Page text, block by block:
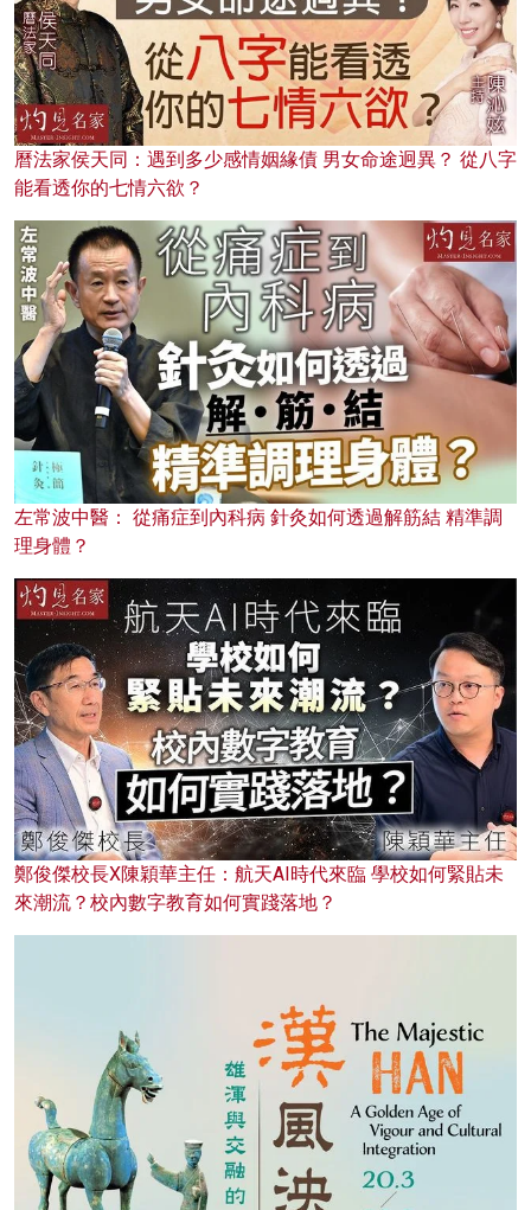
曆法家侯天同：遇到多少感情姻緣債 男女命途迥異？ 從八字
能看透你的七情六欲？
左常波中醫： 從痛症到內科病 針灸如何透過解筋結 精準調
理身體？
鄭俊傑校長X陳穎華主任：航天AI時代來臨 學校如何緊貼未
來潮流？校內數字教育如何實踐落地？